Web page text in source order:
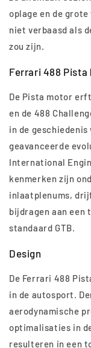
oplage en de
niet verbaasd als
zou zijn.
Ferrari 488 Pista
De Pista motor
en de 488
in de
geavanceerde
International
kenmerken zijn
inlaatplenums,
bijdragen aan een
standaard GTB.
Design
De Ferrari 488
in de autosport.
aerodynamische
optimalisaties in
resulteren in een